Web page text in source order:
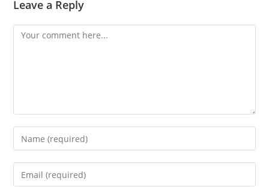
Leave a Reply
Comment
Enter
your
name
Enter
your